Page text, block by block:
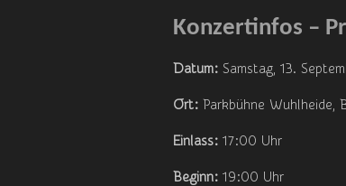
Konzertinfos –
Datum: Samstag, 13.
Ort: Parkbühne Wuhlheide,
Einlass: 17:00 Uhr
Beginn: 19:00 Uhr